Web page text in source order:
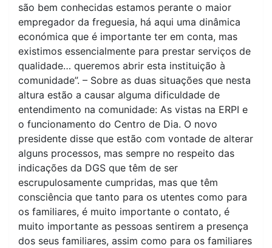
são bem conhecidas estamos perante o maior
empregador da freguesia, há aqui uma dinâmica
económica que é importante ter em conta, mas
existimos essencialmente para prestar serviços de
qualidade… queremos abrir esta instituição à
comunidade”. – Sobre as duas situações que nesta
altura estão a causar alguma dificuldade de
entendimento na comunidade: As vistas na ERPI e
o funcionamento do Centro de Dia. O novo
presidente disse que estão com vontade de alterar
alguns processos, mas sempre no respeito das
indicações da DGS que têm de ser
escrupulosamente cumpridas, mas que têm
consciência que tanto para os utentes como para
os familiares, é muito importante o contato, é
muito importante as pessoas sentirem a presença
dos seus familiares, assim como para os familiares